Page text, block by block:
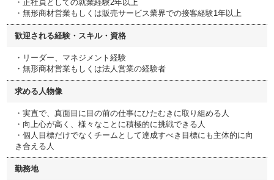
・正社員としての就業経験2年以上
・無形商材営業もしくは販売サービス業界での接客経験1年以上
歓迎される経験・スキル・資格
・リーダー、マネジメント経験
・無形商材営業もしくは法人営業の経験者
求める人物像
・実直で、真面目に目の前の仕事にひたむきに取り組める人
・向上心が高く、様々なことに積極的に挑戦できる人
・個人目標だけでなくチームとして達成すべき目標にも主体的に向
き合える人
勤務地